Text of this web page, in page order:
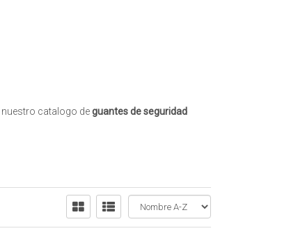
catalogo deguantes de seguridad